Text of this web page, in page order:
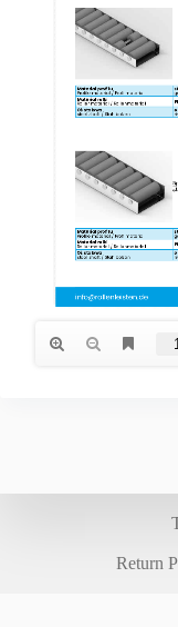
Return